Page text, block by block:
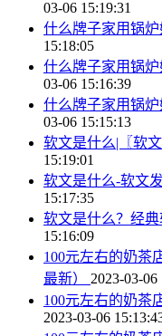
03-06 15:19:31
什么牌子家用锅
15:18:05
什么牌子家用锅
03-06 15:16:39
什么牌子家用锅
03-06 15:15:13
软文是什么|〖软
15:19:01
软文是什么-软文
15:17:35
软文是什么？经
15:16:09
100元左右的奶茶
最新） 2023-03-06
100元左右的奶茶
2023-03-06